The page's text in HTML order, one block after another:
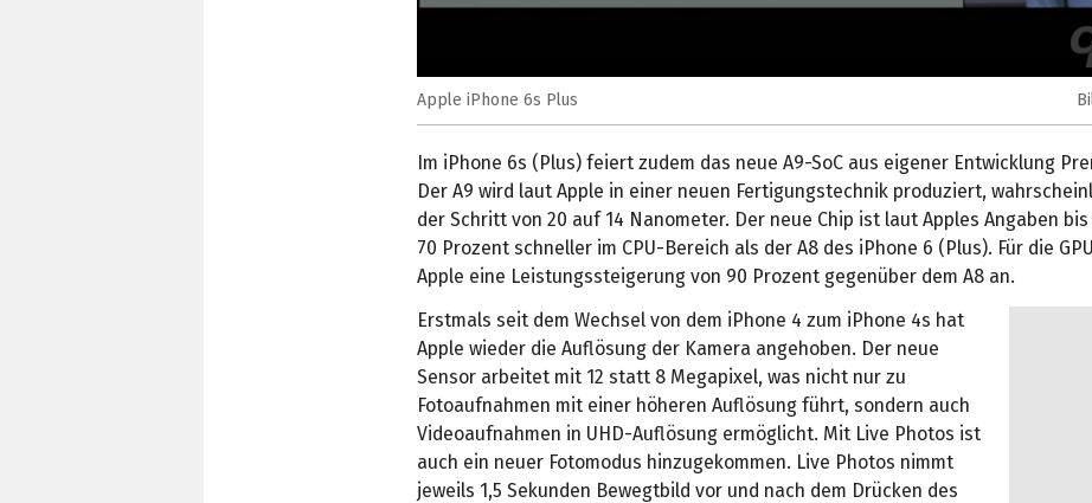
Apple iPhone 6s Plus
Im iPhone 6s (Plus) feiert zudem das neue A9-SoC aus eigener Entwicklung
Der A9 wird laut Apple in einer neuen Fertigungstechnik produziert,
der Schritt von 20 auf 14 Nanometer. Der neue Chip ist laut Apples Angaben bis
70 Prozent schneller im CPU-Bereich als der A8 des iPhone 6 (Plus). Für die
Apple eine Leistungssteigerung von 90 Prozent gegenüber dem A8 an.
Erstmals seit dem Wechsel von dem iPhone 4 zum iPhone 4s hat
Apple wieder die Auflösung der Kamera angehoben. Der neue
Sensor arbeitet mit 12 statt 8 Megapixel, was nicht nur zu
Fotoaufnahmen mit einer höheren Auflösung führt, sondern auch
Videoaufnahmen in UHD-Auflösung ermöglicht. Mit Live Photos ist
auch ein neuer Fotomodus hinzugekommen. Live Photos nimmt
jeweils 1,5 Sekunden Bewegtbild vor und nach dem Drücken des